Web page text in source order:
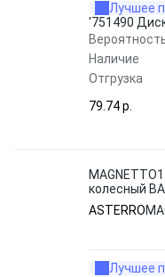
Лучшее
'751490
Наличие
Отгрузка
79.74 p.
колесный
ASTERRO
Лучшее